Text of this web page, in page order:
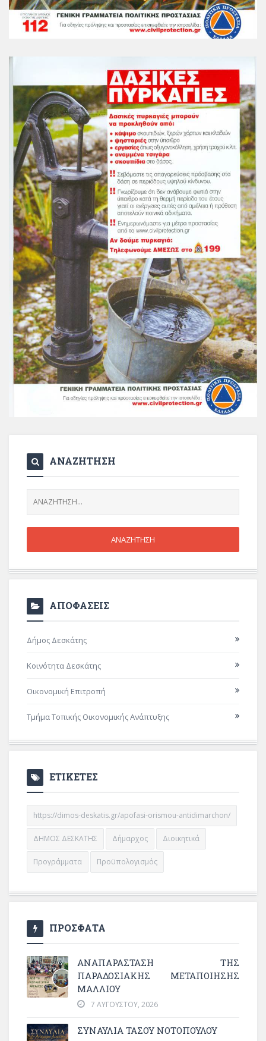
ΑΝΑΖΗΤΗΣΗ
ΑΠΟΦΑΣΕΙΣ
Δήμος Δεσκάτης
Κοινότητα Δεσκάτης
Οικονομική Επιτροπή
Τμήμα Τοπικής Οικονομικής Ανάπτυξης
ΕΤΙΚΕΤΕΣ
https://dimos-deskatis.gr/apofasi-orismou-antidimarchon/
ΔΗΜΟΣ ΔΕΣΚΑΤΗΣ Δήμαρχος Διοικητικά
Προγράμματα Προϋπολογισμός
ΠΡΟΣΦΑΤΑ
ΑΝΑΠΑΡΆΣΤΑΣΗ ΤΗΣ
ΠΑΡΑΔΟΣΙΑΚΉΣ ΜΕΤΑΠΟΊΗΣΗΣ
ΜΑΛΛΙΟΎ
7 ΑΥΓΟΎΣΤΟΥ, 2026
ΣΥΝΑΥΛΙΑ ΤΑΣΟΥ ΝΟΤΟΠΟΥΛΟΥ